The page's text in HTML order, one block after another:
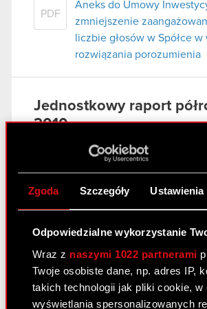
Zgoda Szczegóły Ustawienia
Odpowiedzialne wykorzystanie
Wraz z naszymi 1022 partnerami
Twoje osobiste dane, np. adres IP,
takich technologii jak pliki cookie, w
wyświetlania spersonalizowanych
PDF
Aneks do Umowy
zmniejszenie
liczbie głosów w Spółce
rozwiązania porozumienia
Jednostkowy raport
2010
31 sierpnia 2010
PDF
ESPI
Skrócone Jednostkowe
01.01.2010 – 30.06.2010
PDF
Sprawozdanie Zarządu
działalności Spółki za I
Oświadczenie Zarządu w